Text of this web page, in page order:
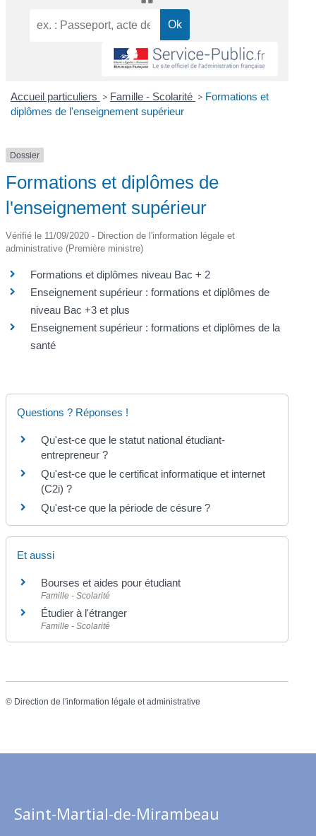
Accueil particuliers > Famille - Scolarité > Formations et
diplômes de l'enseignement supérieur
Dossier
Formations et diplômes de
l'enseignement supérieur
Vérifié le 11/09/2020 - Direction de l'information légale et
administrative (Première ministre)
Formations et diplômes niveau Bac + 2
Enseignement supérieur : formations et diplômes de
niveau Bac +3 et plus
Enseignement supérieur : formations et diplômes de la
santé
Questions ? Réponses !
Qu'est-ce que le statut national étudiant-
entrepreneur ?
Qu'est-ce que le certificat informatique et internet
(C2i) ?
Qu'est-ce que la période de césure ?
Et aussi
Bourses et aides pour étudiant
Famille - Scolarité
Étudier à l'étranger
Famille - Scolarité
© Direction de l'information légale et administrative
Saint-Martial-de-Mirambeau